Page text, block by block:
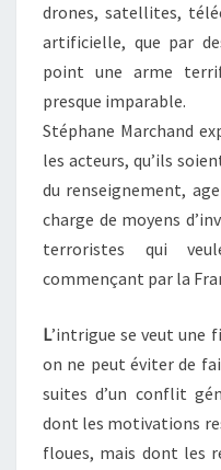
drones, satellites,
artificielle, que par
point une arme
presque imparable.
Stéphane Marchand
les acteurs, qu’ils
du renseignement,
charge de moyens
terroristes qui
commençant par la
L’intrigue se veut une
on ne peut éviter de
suites d’un conflit
dont les motivations
floues, mais dont les